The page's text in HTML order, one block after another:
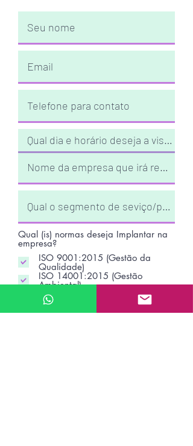
Qual (is) normas deseja Implantar na
empresa?
ISO 9001:2015 (Gestão da
Qualidade)
ISO 14001:2015 (Gestão
Ambiental)
ISO 45001:2018 (Gestão de
Saúde e Segurança)
PBQPH:2018 (Programa da